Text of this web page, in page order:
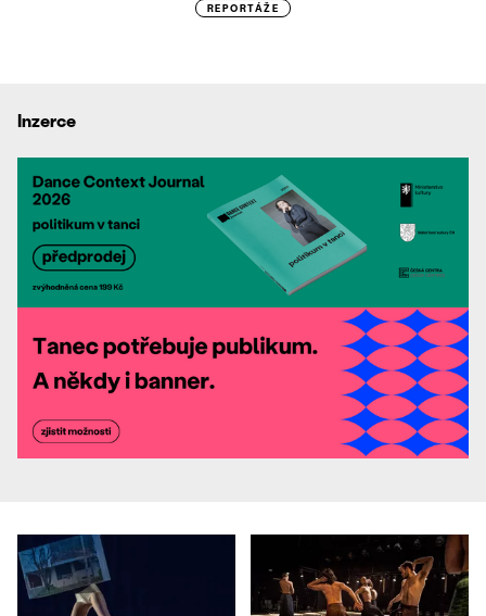
REPORTÁŽE
Inzerce